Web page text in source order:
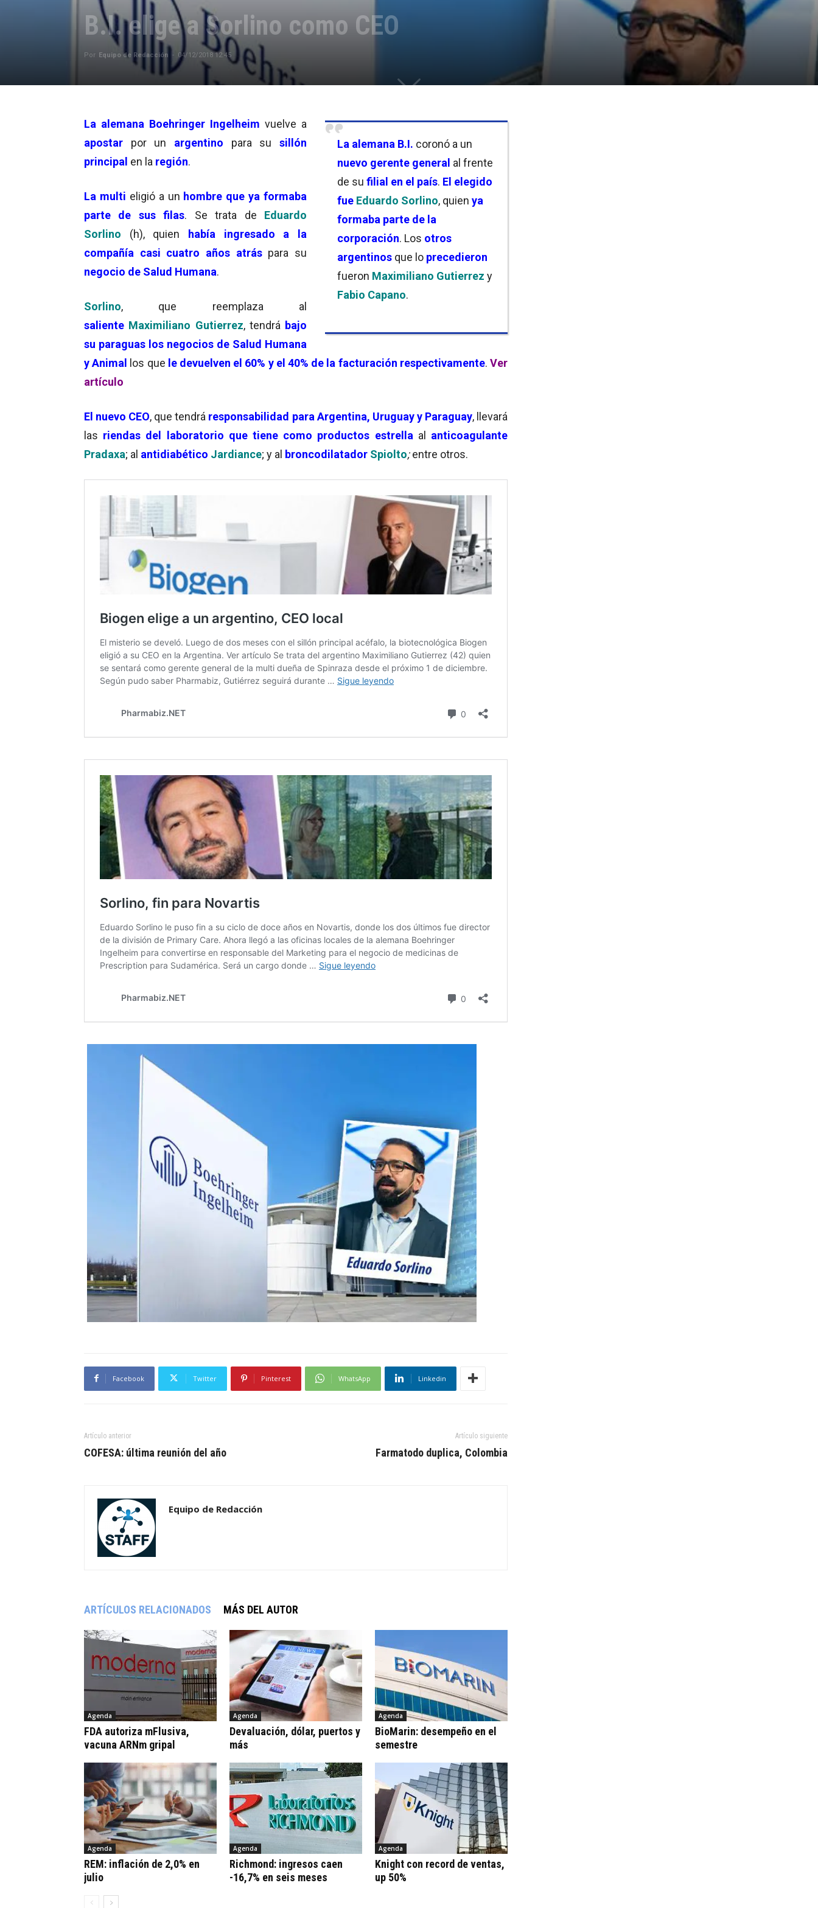
B.I. elige a Sorlino como CEO
Por Equipo de Redacción - 04/12/2018 12:45
La alemana B.I. coronó a un
nuevo gerente general al frente
de su filial en el país. El elegido
fue Eduardo Sorlino, quien ya
formaba parte de la
corporación. Los otros
argentinos que lo precedieron
fueron Maximiliano Gutierrez y
Fabio Capano.
La alemana Boehringer Ingelheim vuelve a
apostar por un argentino para susillón
principal en la región.
La multi eligió a un hombre que ya formaba
parte de sus filas. Se trata de Eduardo
Sorlino (h), quien había ingresado a la
compañía casi cuatro años atráspara su
negocio de Salud Humana.
Sorlino, que reemplaza al
saliente Maximiliano Gutierrez, tendrá bajo
su paraguas los negocios de Salud Humana
y Animal los que le devuelven el 60% y el 40% de la facturación respectivamente.Ver
artículo
El nuevo CEO, que tendrá responsabilidad para Argentina, Uruguay y Paraguay, llevará
las riendas del laboratorio que tiene como productos estrella al anticoagulante
Pradaxa; al antidiabético Jardiance; y al broncodilatador Spiolto;entre otros.
Facebook Twitter Pinterest WhatsApp Linkedin
Artículo anterior
COFESA: última reunión del año
Artículo siguiente
Farmatodo duplica, Colombia
Equipo de Redacción
ARTÍCULOS RELACIONADOS MÁS DEL AUTOR
Agenda
FDA autoriza mFlusiva,
vacuna ARNm gripal
Agenda
Devaluación, dólar, puertos y
más
Agenda
BioMarin: desempeño en el
semestre
Agenda
REM: inflación de 2,0% en
julio
Agenda
Richmond: ingresos caen
-16,7% en seis meses
Agenda
Knight con record de ventas,
up 50%